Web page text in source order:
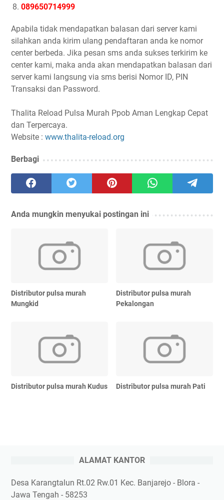
089650714999
Apabila tidak mendapatkan balasan dari server kami
silahkan anda kirim ulang pendaftaran anda ke nomor
center berbeda. Jika pesan sms anda sukses terkirim ke
center kami, maka anda akan mendapatkan balasan dari
server kami langsung via sms berisi Nomor ID, PIN
Transaksi dan Password.
Thalita Reload Pulsa Murah Ppob Aman Lengkap Cepat
dan Terpercaya.
Website : www.thalita-reload.org
Berbagi
Anda mungkin menyukai postingan ini
Distributor pulsa murah
Mungkid
Distributor pulsa murah
Pekalongan
Distributor pulsa murah Kudus Distributor pulsa murah Pati
ALAMAT KANTOR
Desa Karangtalun Rt.02 Rw.01 Kec. Banjarejo - Blora -
Jawa Tengah - 58253